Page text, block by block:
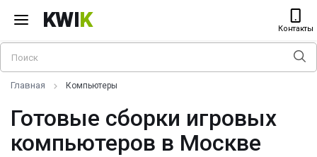
KWIK Контакты
Главная Компьютеры
Готовые сборки игровых
компьютеров в Москве